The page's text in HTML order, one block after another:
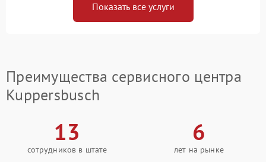
Показать все услуги
Преимущества сервисного центра
Kuppersbusch
13
сотрудников в штате
6
лет на рынке